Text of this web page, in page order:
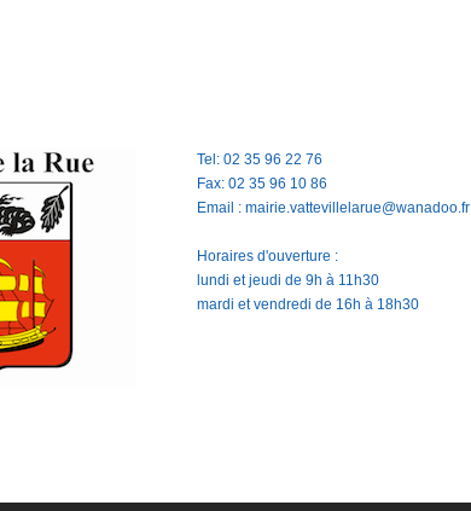
Tel: 02 35 96 22 76
Fax: 02 35 96 10 86
Email : mairie.vattevillelarue@wanadoo.fr
Horaires d'ouverture :
lundi et jeudi de 9h à 11h30
mardi et vendredi de 16h à 18h30